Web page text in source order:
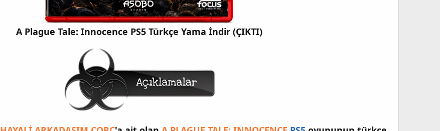
A Plague Tale: Innocence PS5 Türkçe Yama İndir (ÇIKTI)